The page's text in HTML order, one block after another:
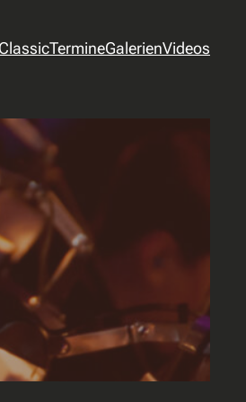
TermineGalerienVideos